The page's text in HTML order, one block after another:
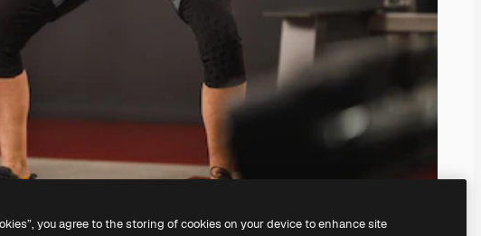
you agree to the storing of cookies on your device to enhance site